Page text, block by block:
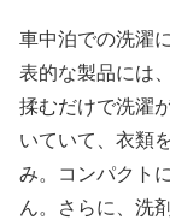
車中泊での洗濯
表的な製品には
揉むだけで洗濯
いていて、衣類
み。コンパクト
ん。さらに、洗